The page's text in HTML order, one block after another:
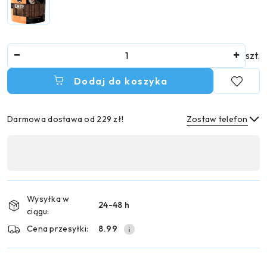
szt.
Dodaj do koszyka
Darmowa dostawa od 229 zł! Zostaw telefon
płatność
dostawa
Wysyłka w
ciągu:
24-48 h
Cena przesyłki: 8.99